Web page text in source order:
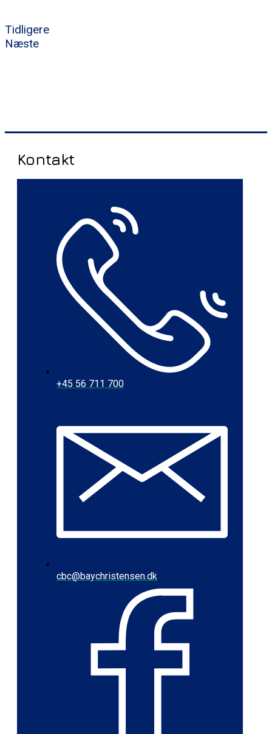
Tidligere
Næste
Kontakt
+45 56 711 700
cbc@baychristensen.dk